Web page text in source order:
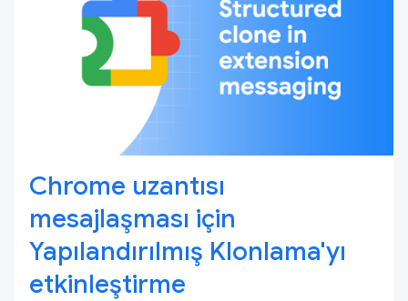
Chrome uzantısı
mesajlaşması için
Yapılandırılmış Klonlama'yı
etkinleştirme